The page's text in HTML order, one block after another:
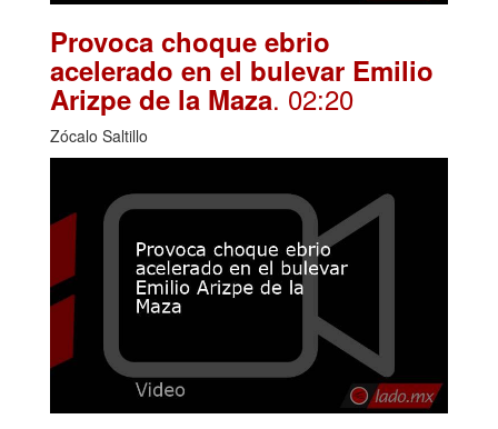
Provoca choque ebrio
acelerado en el bulevar Emilio
Arizpe de la Maza. 02:20
Zócalo Saltillo